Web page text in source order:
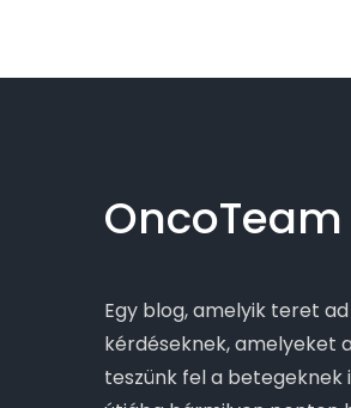
OncoTeam
Egy blog, amelyik teret
kérdéseknek, amelyeket
teszünk fel a